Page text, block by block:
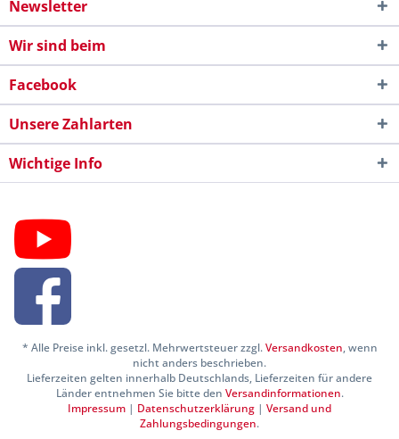
Newsletter
Wir sind beim
Facebook
Unsere Zahlarten
Wichtige Info
* Alle Preise inkl. gesetzl. Mehrwertsteuer zzgl.Versandkosten, wenn
nicht anders beschrieben.
Lieferzeiten gelten innerhalb Deutschlands, Lieferzeiten für andere
Länder entnehmen Sie bitte den Versandinformationen.
Impressum | Datenschutzerklärung | Versand und
Zahlungsbedingungen.